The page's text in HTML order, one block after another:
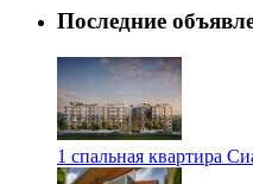
Последние
1 спальная квартира